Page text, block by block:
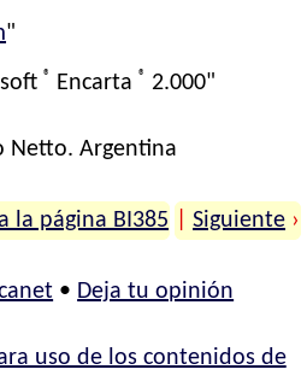
"
® Encarta ® 2.000"
Netto. Argentina
la página BI385 Siguiente ›
• Deja tu opinión
uso de los contenidos de